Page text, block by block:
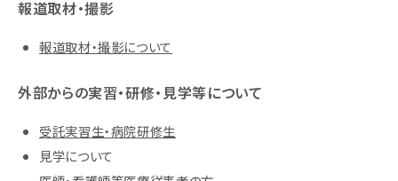
報道取材・撮影
報道取材・撮影について
外部からの実習・研修・見学等について
受託実習生・病院研修生
見学について